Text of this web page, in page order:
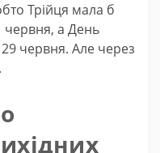
Трійця мала б
червня, а День
червня. Але через